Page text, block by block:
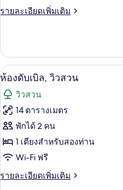
Double
View
รายละเอียดเพิ่มเติม
ราย
เกี่ยว
กับ
Double
Room,
Garden
View
เปิด
ภาพถ่าย
ทั้งหมด
ของ
ห้อง
ดับเบิล,
วิว
9
ห้องดับเบิล, วิวสวน
วิวสวน
14 ตารางเมตร
พักได้ 2 คน
1 เตียงสำหรับสองท่าน
Wi-Fi ฟรี
รายละเอียดเพิ่มเติม
ราย